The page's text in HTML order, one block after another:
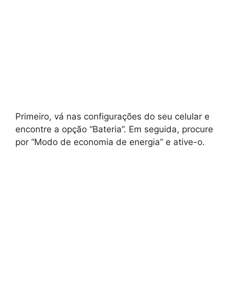
Primeiro, vá nas configurações do seu celular e
encontre a opção “Bateria”. Em seguida, procure
por “Modo de economia de energia” e ative-o.